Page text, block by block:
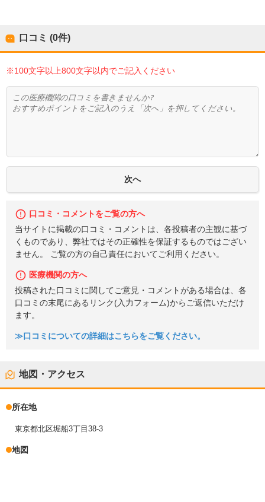
口コミ (0件)
※100文字以上800文字以内でご記入ください
口コミ・コメントをご覧の方へ
当サイトに掲載の口コミ・コメントは、各投稿者の主観に基づ
くものであり、弊社ではその正確性を保証するものではござい
ません。 ご覧の方の自己責任においてご利用ください。
医療機関の方へ
投稿された口コミに関してご意見・コメントがある場合は、各
口コミの末尾にあるリンク(入力フォーム)からご返信いただけ
ます。
≫口コミについての詳細はこちらをご覧ください。
地図・アクセス
所在地
東京都北区堀船3丁目38-3
地図